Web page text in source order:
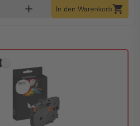
Warenkorb Menge
add In den Warenkorbshopping_cart